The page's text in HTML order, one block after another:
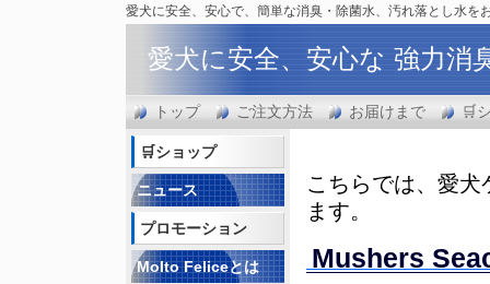
愛犬に安全、安心で、簡単な消臭・除菌水、汚れ落とし水を
愛犬に安全、安心な 強力
トップ ご注文方法 お届けまで 🛒
こちらでは、愛
ます。
Mushers
🛒ショップ
ニュース
プロモーション
Molto Feliceとは